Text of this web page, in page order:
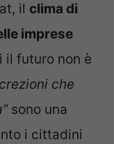
il clima di
imprese
il futuro non è
che
sono una
i cittadini